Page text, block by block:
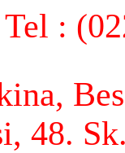
Tel :
48.